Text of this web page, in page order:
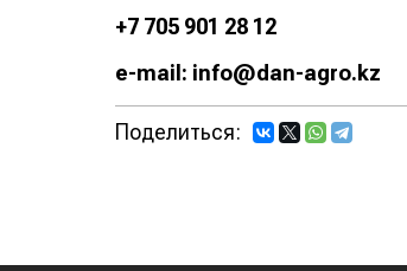
+7 705 901 28 12
e-mail: info@dan-agro.kz
Поделиться: